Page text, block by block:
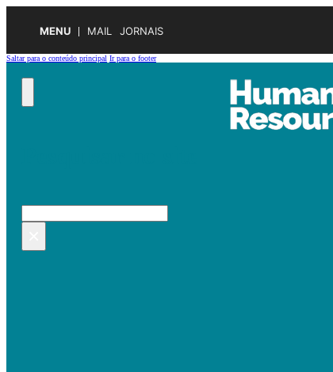
MENU MAIL JORNAIS
Saltar para o conteúdo principal Ir para o footer
Pesquisar